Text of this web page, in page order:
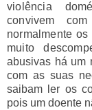
violência
convivem
normalmente
muito
abusivas há um
com as suas
saibam ler os
pois um doente